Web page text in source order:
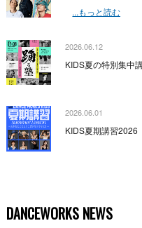
...もっと読む
2026.06.12
KIDS夏の特別集中
2026.06.01
KIDS夏期講習2026
DANCEWORKS NEWS